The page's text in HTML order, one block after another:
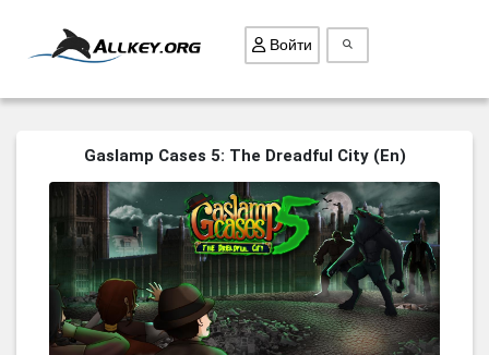
ВСЕ ИГРЫ
ПОИСК ПРЕДМЕТОВ
ГОЛОВОЛОМКИ
БИЗНЕС
ТРИ-В-РЯД
СТРАТЕГИИ
Войти
Gaslamp Cases 5: The Dreadful City (En)